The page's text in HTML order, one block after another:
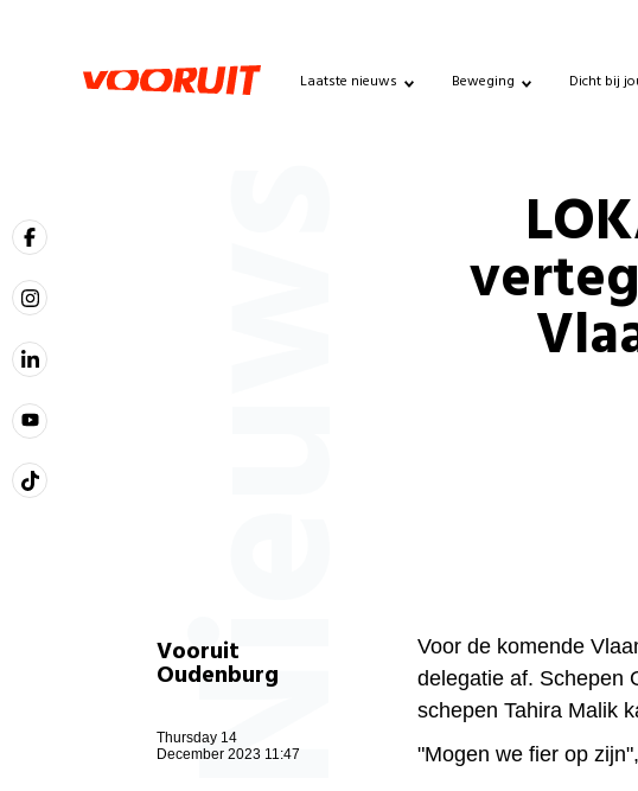
Laatste nieuws Beweging Dicht bij
Nieuws
Vooruit
Oudenburg
Thursday 14
December 2023 11:47
Voor de komende
delegatie af. Schepen
schepen Tahira Malik
"Mogen we fier op